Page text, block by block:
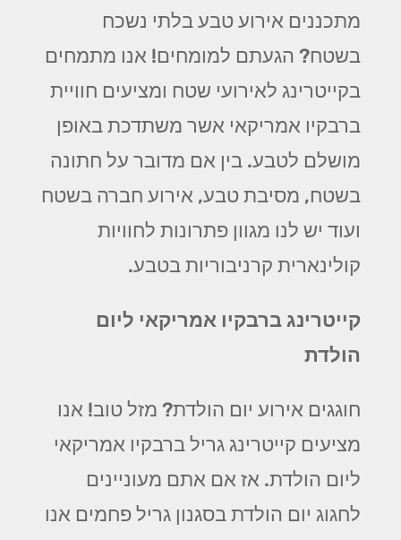
מתכננים אירוע טבע בלתי נשכח
בשטח? הגעתם למומחים! אנו מתמחים
בקייטרינג לאירועי שטח ומציעים חוויית
ברבקיו אמריקאי אשר משתדכת באופן
מושלם לטבע. בין אם מדובר על חתונה
בשטח, מסיבת טבע, אירוע חברה בשטח
ועוד יש לנו מגוון פתרונות לחוויות
קולינארית קרניבוריות בטבע.
קייטרינג ברבקיו אמריקאי ליום
הולדת
חוגגים אירוע יום הולדת? מזל טוב! אנו
מציעים קייטרינג גריל ברבקיו אמריקאי
ליום הולדת. אז אם אתם מעוניינים
לחגוג יום הולדת בסגנון גריל פחמים אנו